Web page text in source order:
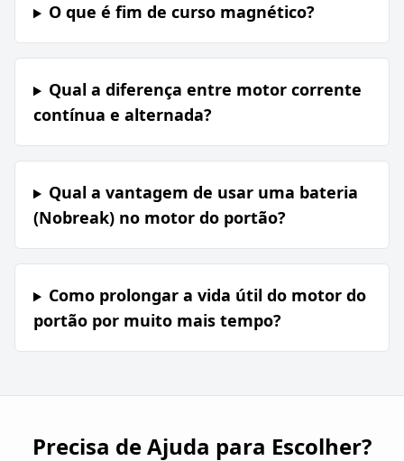
O que é fim de curso magnético?
Qual a diferença entre motor corrente
contínua e alternada?
Qual a vantagem de usar uma bateria
(Nobreak) no motor do portão?
Como prolongar a vida útil do motor do
portão por muito mais tempo?
Precisa de Ajuda para Escolher?